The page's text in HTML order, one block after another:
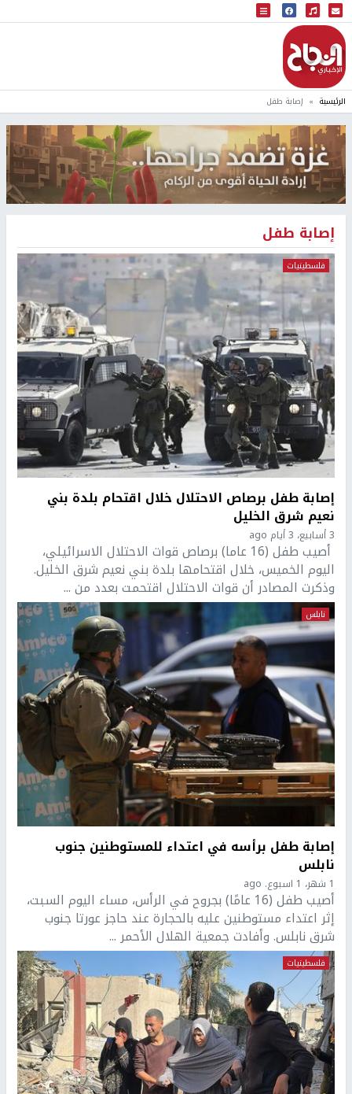
البث المباشر
إذاعة النجاح
الرئيسية إصابة طفل
إصابة طفل
فلسطينيات
إصابة طفل برصاص الاحتلال خلال اقتحام بلدة بني
نعيم شرق الخليل
3 أسابيع، 3 أيام ago
أصيب طفل (16 عاما) برصاص قوات الاحتلال الاسرائيلي،
اليوم الخميس، خلال اقتحامها بلدة بني نعيم شرق الخليل.
وذكرت المصادر أن قوات الاحتلال اقتحمت بعدد من ...
نابلس
إصابة طفل برأسه في اعتداء للمستوطنين جنوب
نابلس
1 شهر، 1 اسبوع. ago
أصيب طفل (16 عامًا) بجروح في الرأس، مساء اليوم السبت،
إثر اعتداء مستوطنين عليه بالحجارة عند حاجز عورتا جنوب
شرق نابلس. وأفادت جمعية الهلال الأحمر ...
فلسطينيات